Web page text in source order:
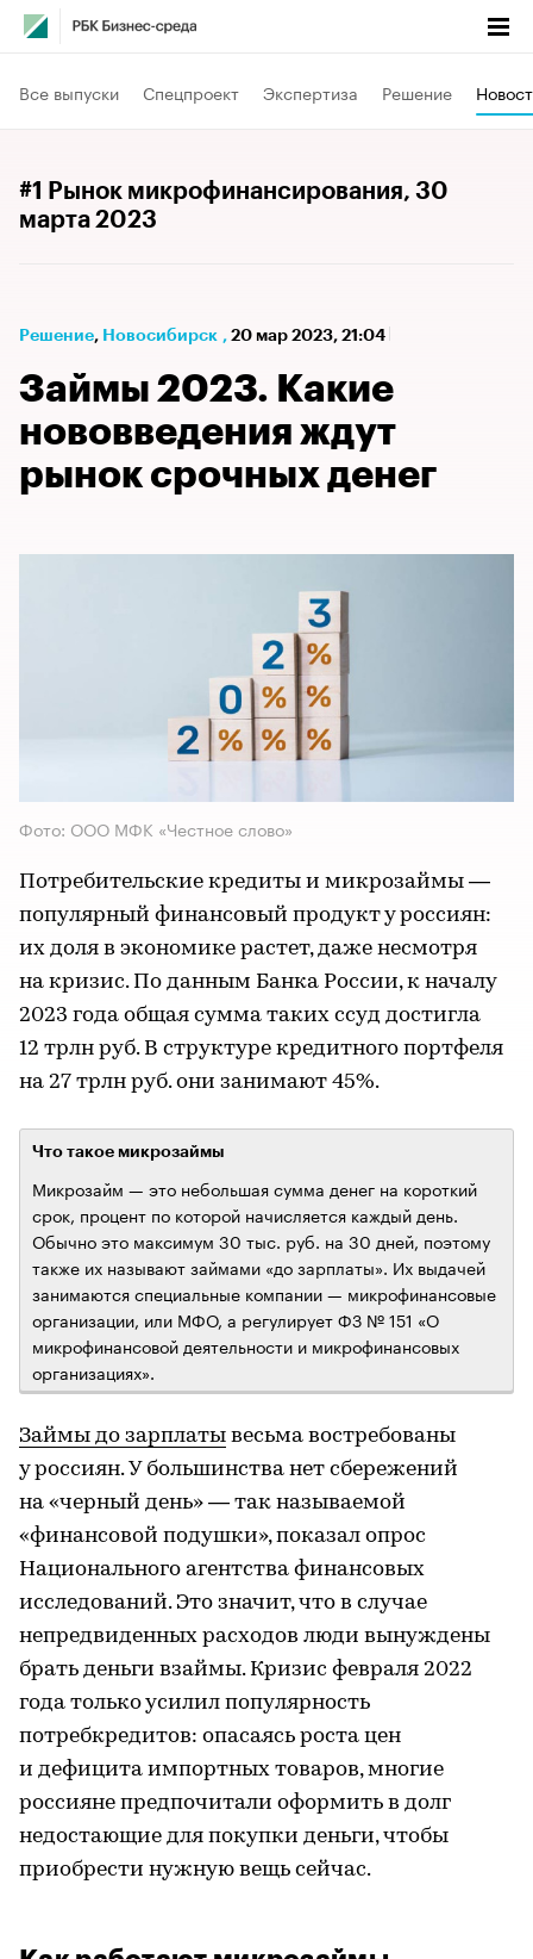
Все выпуски Спецпроект Экспертиза Решение
#1 Рынок микрофинансирования, 30
марта 2023
Решение⁠, Новосибирск , 20 мар 2023, 21:04
Займы 2023. Какие
нововведения ждут
рынок срочных денег
Фото: ООО МФК «Честное слово»​​​​​​​
Потребительские кредиты и микрозаймы —
популярный финансовый продукт у россиян:
их доля в экономике растет, даже несмотря
на кризис. По данным Банка России, к началу
2023 года общая сумма таких ссуд достигла
12 трлн руб. В структуре кредитного портфеля
на 27 трлн руб. они занимают 45%.
Что такое микрозаймы
Микрозайм — это небольшая сумма денег на короткий
срок, процент по которой начисляется каждый день.
Обычно это максимум 30 тыс. руб. на 30 дней, поэтому
также их называют займами «до зарплаты». Их выдачей
занимаются специальные компании — микрофинансовые
организации, или МФО, а регулирует ФЗ № 151 «О
микрофинансовой деятельности и микрофинансовых
организациях».
Займы до зарплаты весьма востребованы
у россиян. У большинства нет сбережений
на «черный день» — так называемой
«финансовой подушки», показал опрос
Национального агентства финансовых
исследований. Это значит, что в случае
непредвиденных расходов люди вынуждены
брать деньги взаймы. Кризис февраля 2022
года только усилил популярность
потребкредитов: опасаясь роста цен
и дефицита импортных товаров, многие
россияне предпочитали оформить в долг
недостающие для покупки деньги, чтобы
приобрести нужную вещь сейчас.